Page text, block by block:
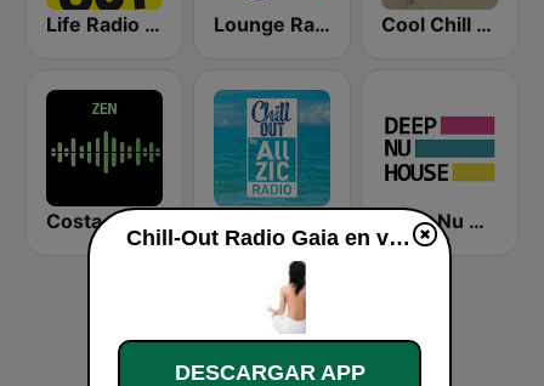
Life Radio Chill Out Lounge Radio Ibiza Cool Chill House
Deep Nu House Radio by SO&SO
Chill-Out Radio Gaia en vivo
DESCARGAR APP